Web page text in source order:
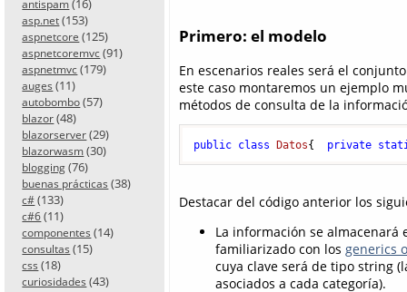
antispam (16)
asp.net (153)
aspnetcore (125)
aspnetcoremvc (91)
aspnetmvc (179)
auges (11)
autobombo (57)
blazor (48)
blazorserver (29)
blazorwasm (30)
blogging (76)
buenas prácticas (38)
c# (133)
c#6 (11)
componentes (14)
consultas (15)
css (18)
curiosidades (43)
Primero: el modelo
En escenarios reales será el
este caso montaremos un ejemplo
métodos de consulta de la
public class Datos{ private
Destacar del código anterior los
La información se almacenará
familiarizado con los generics
cuya clave será de tipo string
asociados a cada categoría).